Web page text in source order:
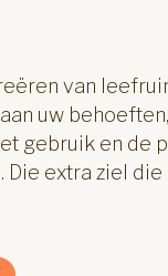
van
uw behoeften,
gebruik en de
Die extra ziel